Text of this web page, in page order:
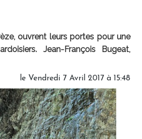
ouvrent leurs portes pour une
Jean-François Bugeat,
le Vendredi 7 Avril 2017 à 15:48